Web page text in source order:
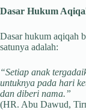
Dasar Hukum
Dasar hukum aqiqah
satunya adalah:
“Setiap anak
untuknya pada hari
dan diberi nama.”
(HR. Abu Dawud,